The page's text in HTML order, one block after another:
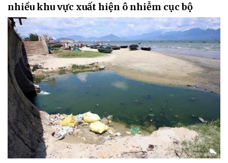
nhiều khu vực xuất hiện ô nhiễm cục bộ